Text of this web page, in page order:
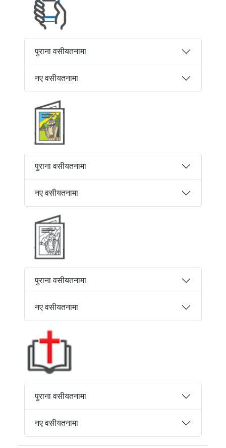
पुराना वसीयतनामा
नए वसीयतनामा
पुराना वसीयतनामा
नए वसीयतनामा
पुराना वसीयतनामा
नए वसीयतनामा
पुराना वसीयतनामा
नए वसीयतनामा